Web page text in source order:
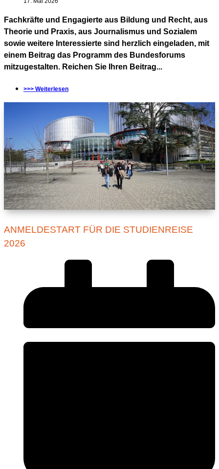
Fachkräfte und Engagierte aus Bildung und Recht, aus
Theorie und Praxis, aus Journalismus und Sozialem
sowie weitere Interessierte sind herzlich eingeladen, mit
einem Beitrag das Programm des Bundesforums
mitzugestalten. Reichen Sie Ihren Beitrag...
>>> Weiterlesen
ANMELDESTART FÜR DIE STUDIENREISE
2026